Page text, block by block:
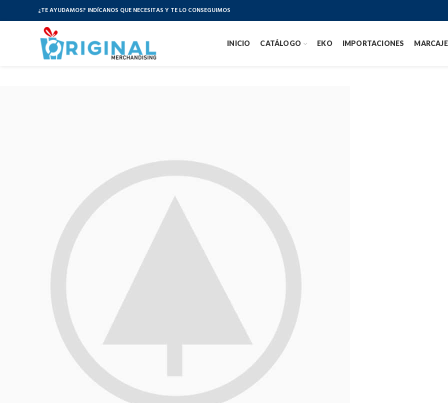
¿TE AYUDAMOS? INDÍCANOS QUE NECESITAS Y TE LO CONSEGUIMOS
INICIO CATÁLOGO EKO IMPORTACIONES MARCAJE